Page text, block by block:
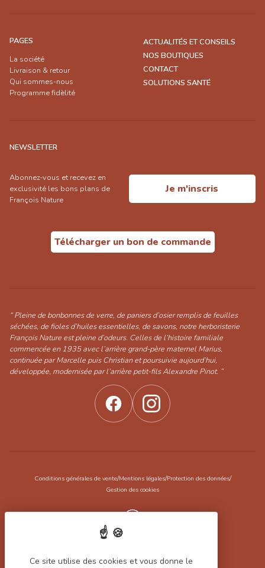
PAGES
La société
Livraison & retour
Qui sommes-nous
Programme fidèlité
ACTUALITÉS ET CONSEILS
NOS BOUTIQUES
CONTACT
SOLUTIONS SANTÉ
NEWSLETTER
Abonnez-vous et recevez en
exclusivité les bons plans de
François Nature
Je m'inscris
Télécharger un bon de commande
“ Pleine de bonbonnes de verre, de paniers d’osier remplis de feuilles
séchées, de fioles d’huiles essentielles, de savons, notre herboristerie
François Nature est pleine d’odeurs. Celles de l’histoire familiale
commencée en 1935 avec l’arrière grand-père maternel Marius,
continuée par Marcelle puis Christian et poursuivie aujourd’hui,
développée, modernisée par l’arrière petit-fils Alexandre Pinot. ”
Conditions générales de vente/Mentions légales/Protection des données/
Gestion des cookies
Réalisation Koredge
Ce site utilise des cookies et vous donne le